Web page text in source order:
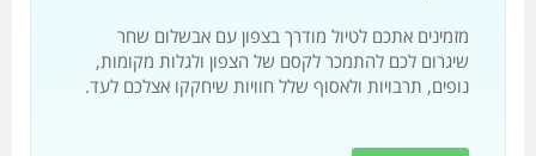
מזמינים אתכם לטיול מודרך בצפון עם אבשלום שחר
שיגרום לכם להתמכר לקסם של הצפון ולגלות מקומות,
נופים, תרבויות ולאסוף שלל חוויות שיחקקו אצלכם לעד.